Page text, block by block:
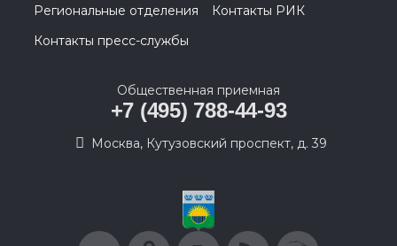
Региональные отделения
Контакты РИК
Контакты пресс-службы
Общественная приемная
+7 (495) 788-44-93
Москва, Кутузовский проспект, д. 39